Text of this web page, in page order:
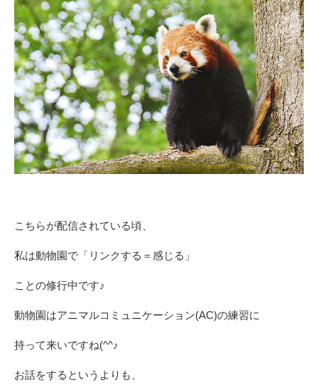
こちらが配信されている頃、
私は動物園で「リンクする＝感じる」
ことの修行中です♪
動物園はアニマルコミュニケーション(AC)の練習に
持って来いですね(^^♪
お話をするというよりも、